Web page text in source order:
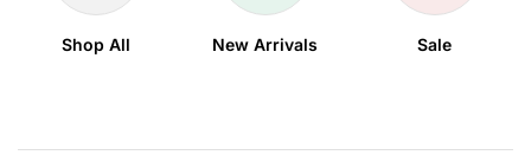
Shop All New Arrivals Sale